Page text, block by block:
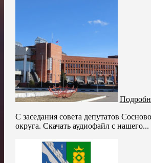
С заседания совета депутатов
округа. Скачать аудиофайл с нашего...